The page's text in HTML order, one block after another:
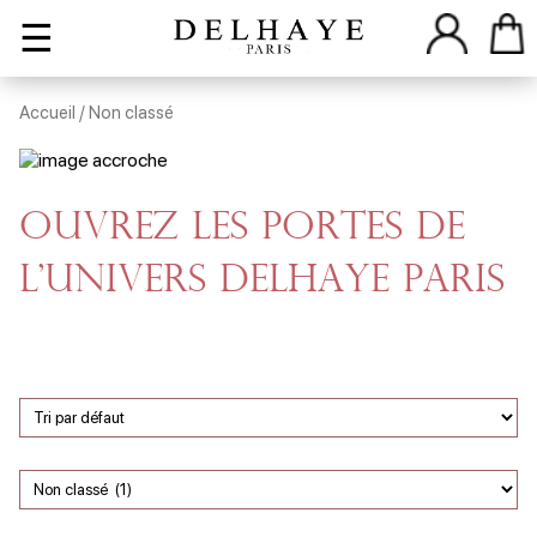
☰
Accueil / Non classé
Ouvrez les portes de
l'univers Delhaye Paris